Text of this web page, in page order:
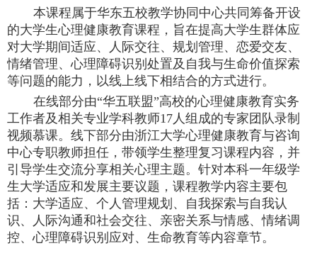
本课程属于华东五校教学协同中心共同筹备开设
的大学生心理健康教育课程，旨在提高大学生群体应
对大学期间适应、人际交往、规划管理、恋爱交友、
情绪管理、心理障碍识别处置及自我与生命价值探索
等问题的能力，以线上线下相结合的方式进行。
在线部分由“华五联盟”高校的心理健康教育实务
工作者及相关专业学科教师17人组成的专家团队录制
视频慕课。线下部分由浙江大学心理健康教育与咨询
中心专职教师担任，带领学生整理复习课程内容，并
引导学生交流分享相关心理主题。针对本科一年级学
生大学适应和发展主要议题，课程教学内容主要包
括：大学适应、个人管理规划、自我探索与自我认
识、人际沟通和社会交往、亲密关系与情感、情绪调
控、心理障碍识别应对、生命教育等内容章节。